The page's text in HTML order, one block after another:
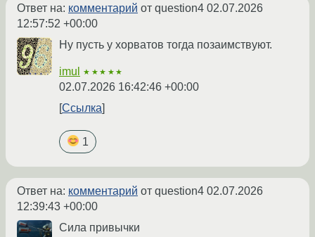
Ответ на: комментарий от question4 02.07.2026
12:57:52 +00:00
Ну пусть у хорватов тогда позаимствуют.
imul ★★★★★
02.07.2026 16:42:46 +00:00
Ссылка
1
Ответ на: комментарий от question4 02.07.2026
12:39:43 +00:00
Сила привычки